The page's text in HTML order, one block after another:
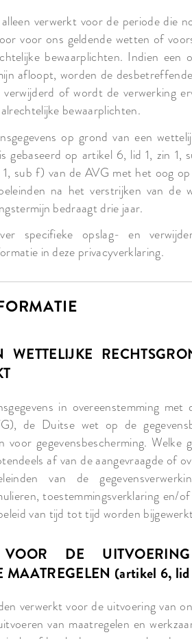
alleen verwerkt voor de periode die
voor ons geldende wetten of
bewaarplichten. Indien een
afloopt, worden de
of wordt de verwerking
bewaarplichten.
op grond van een
gebaseerd op artikel 6, lid 1, zin 1,
sub f) van de AVG met het oog
na het verstrijken van de
bedraagt drie jaar.
specifieke opslag- en
in deze privacyverklaring.
in overeenstemming
de Duitse wet op de
voor gegevensbescherming.
af van de aangevraagde of
van de
toestemmingsverklaring en/
van tijd tot tijd worden
DE
MAATREGELEN (artikel 6,
verwerkt voor de uitvoering van
van maatregelen en